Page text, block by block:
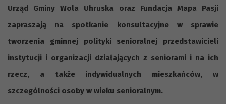
Urząd Gminy Wola Uhruska oraz Fundacja Mapa Pasji
zapraszają na spotkanie konsultacyjne w sprawie
tworzenia gminnej polityki senioralnej przedstawicieli
instytucji i organizacji działających z seniorami i na ich
rzecz, a także indywidualnych mieszkańców, w
szczególności osoby w wieku senioralnym.